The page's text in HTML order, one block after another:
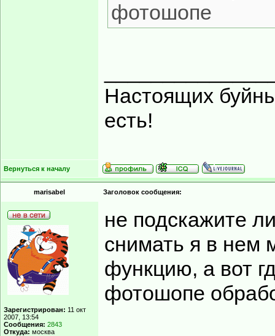
фотошопе
Настоящих
есть!
Вернуться к началу
marisabel Заголовок сообщения:
Зарегистрирован: 11 окт
2007, 13:54
Сообщения: 2843
Откуда: москва
не подскажите
снимать я в нем
функцию, а вот
фотошопе